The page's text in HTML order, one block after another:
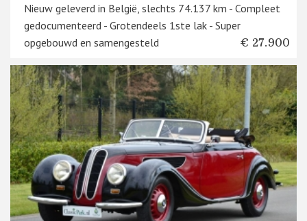
Nieuw geleverd in België, slechts 74.137 km - Compleet
gedocumenteerd - Grotendeels 1ste lak - Super
opgebouwd en samengesteld
€ 27.900